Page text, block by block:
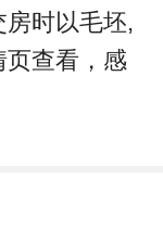
时以毛坯,
查看，感